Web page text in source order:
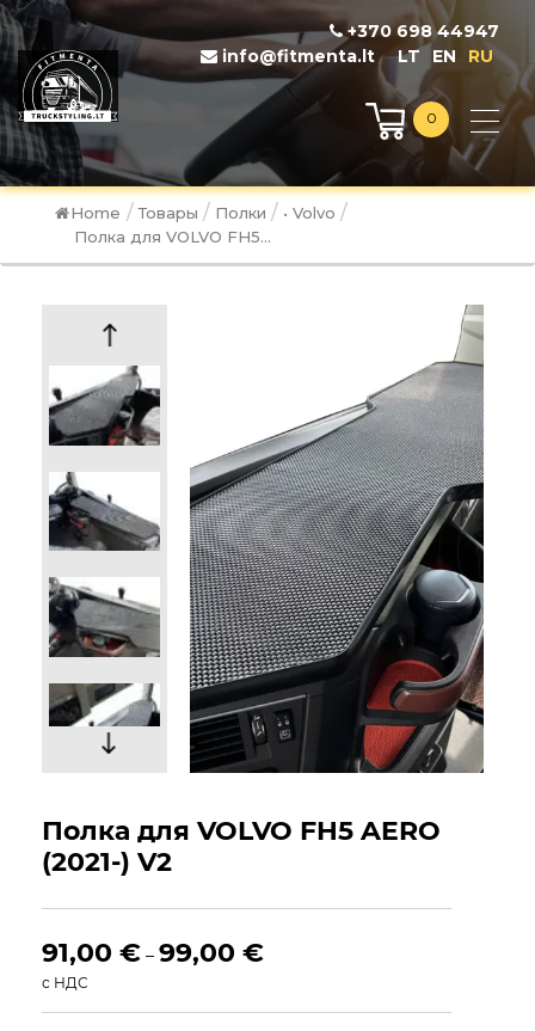
+370 698 44947
info@fitmenta.lt
LT EN RU
0
Home / Товары / Полки / • Volvo /
Полка для VOLVO FH5...
Полка для VOLVO FH5 AERO
(2021-) V2
91,00 € – 99,00 €
с НДС